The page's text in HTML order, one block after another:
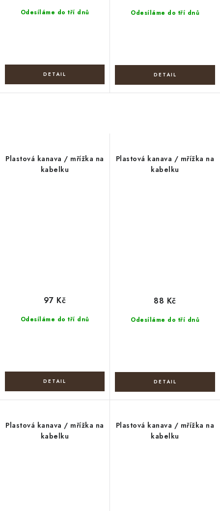
Odesíláme do tří dnů Odesíláme do tří dnů
Plastová kanava / mřížka na
kabelku
Odesíláme do tří dnů
97 Kč
Plastová kanava / mřížka na
kabelku
Odesíláme do tří dnů
88 Kč
Plastová kanava / mřížka na
kabelku
Plastová kanava / mřížka na
kabelku